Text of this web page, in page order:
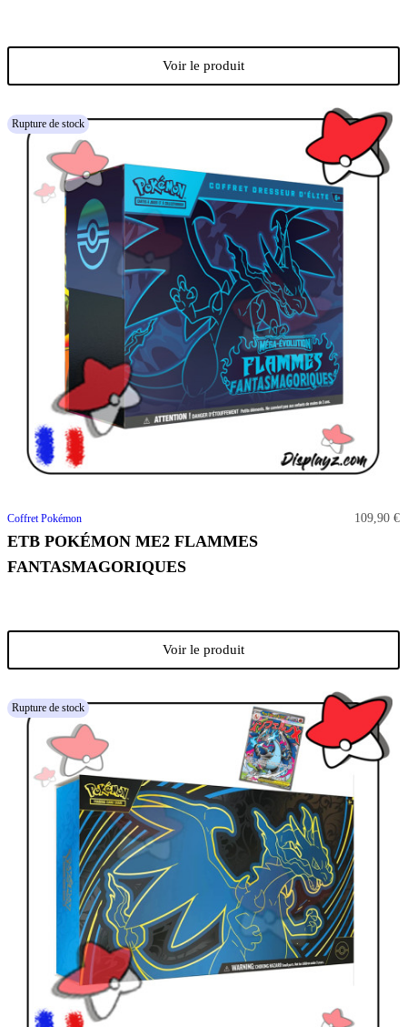
Voir le produit
Rupture de stock
Coffret Pokémon 109,90 €
ETB POKÉMON ME2 FLAMMES
FANTASMAGORIQUES
Voir le produit
Rupture de stock